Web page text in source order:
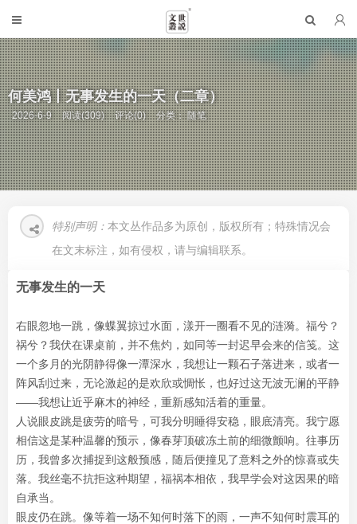
何美鸿丨无事发生的一天（二章）
2026-6-9 阅读(309) 评论(0) 分类：随笔
特别声明： 本文丛作品多为原创，版权所有；特殊情况会
在文末标注，如有侵权，请与编辑联系。
无事发生的一天
右眼忽地一跳，像蝶翼掠过水面，漾开一圈看不见的涟漪。福兮？
祸兮？我伏在课桌前，并不焦灼，如同等一封迟早会来的信笺。这
一个多月的光阴静得像一潭深水，我想让一颗石子落进来，或者一
阵风刮过来，无论激起的是欢欣或惆怅，也好过这无波无澜的平静
——我想让近乎麻木的神经，重新感知活着的重量。
人说眼皮跳是疲劳的暗号，可我分明睡得安稳，眼底清亮。我宁愿
相信这是某种温馨的预示，像春芽顶破冻土前的细微颤响。往事历
历，我曾多次捕捉到这般预感，随后便撞见了意料之外的惊喜或失
落。我丝毫不抗拒这种期望，福祸本相依，我早学会对这因果的暗
自承当。
眼皮仍在跳。像等着一场不知何时落下的雨，一声不知何时震耳的